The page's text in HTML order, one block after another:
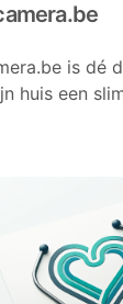
is dé
huis een